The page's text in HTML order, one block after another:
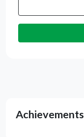
Achievements